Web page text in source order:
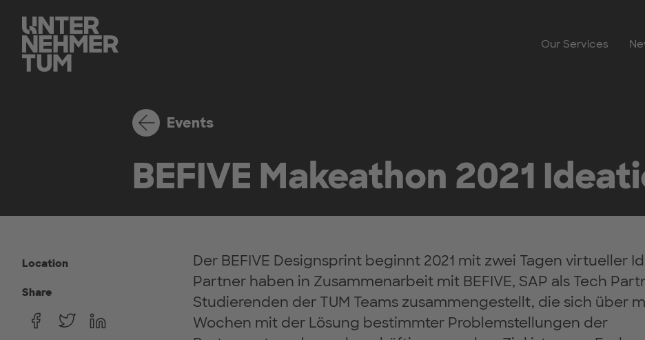
Our Services
Events
BEFIVE Makeathon 2021
Location
Share
Der BEFIVE Designsprint beginnt 2021 mit zwei Tagen virtueller
Partner haben in Zusammenarbeit mit BEFIVE, SAP als Tech
Studierenden der TUM Teams zusammengestellt, die sich über
Wochen mit der Lösung bestimmter Problemstellungen der